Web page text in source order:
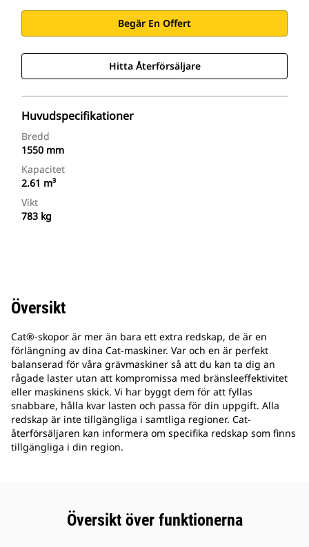
Begär En Offert
Hitta Återförsäljare
Huvudspecifikationer
Bredd
1550 mm
Kapacitet
2.61 m³
Vikt
783 kg
Översikt
Cat®-skopor är mer än bara ett extra redskap, de är en
förlängning av dina Cat-maskiner. Var och en är perfekt
balanserad för våra grävmaskiner så att du kan ta dig an
rågade laster utan att kompromissa med bränsleeffektivitet
eller maskinens skick. Vi har byggt dem för att fyllas
snabbare, hålla kvar lasten och passa för din uppgift. Alla
redskap är inte tillgängliga i samtliga regioner. Cat-
återförsäljaren kan informera om specifika redskap som finns
tillgängliga i din region.
Översikt över funktionerna